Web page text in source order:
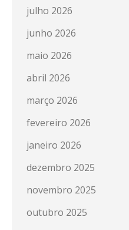
julho 2026
junho 2026
maio 2026
abril 2026
março 2026
fevereiro 2026
janeiro 2026
dezembro 2025
novembro 2025
outubro 2025